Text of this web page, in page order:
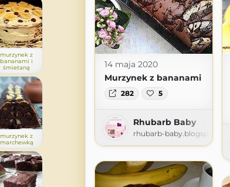
murzynek z
bananami i
śmietaną
murzynek z
marchewką
14 maja 2020
Murzynek z bananami
282 5
Rhubarb Baby
rhubarb-baby.blogspot.com